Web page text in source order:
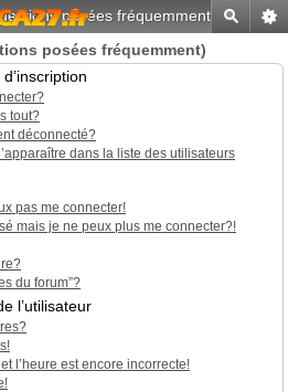
posées fréquemment) -Home
posées fréquemment)
tout?
déconnecté?
dans la liste des utilisateurs
pas me connecter!
mais je ne peux plus me connecter?!
du forum”?
l’utilisateur
l’heure est encore incorrecte!